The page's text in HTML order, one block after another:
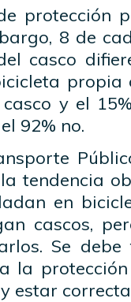
protección
8 de
casco
propia
y el
92% no.
tendencia
en
cascos,
Se
la
estar